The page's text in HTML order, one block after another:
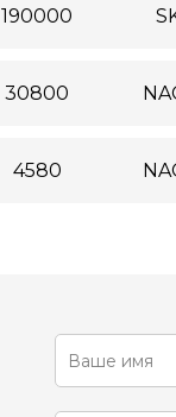
190000
30800
4580